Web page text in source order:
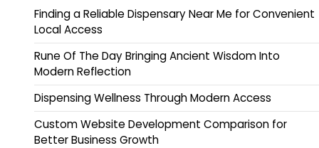
Finding a Reliable Dispensary Near Me for Convenient
Local Access
Rune Of The Day Bringing Ancient Wisdom Into
Modern Reflection
Dispensing Wellness Through Modern Access
Custom Website Development Comparison for
Better Business Growth